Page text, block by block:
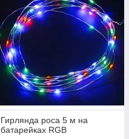
Гирлянда роса 5 м на
батарейках RGB